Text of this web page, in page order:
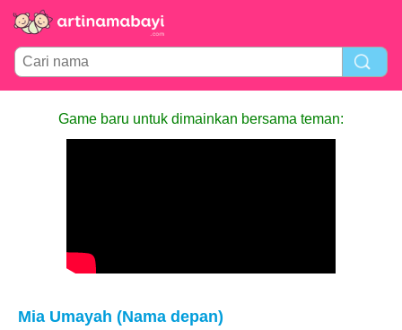
Game baru untuk dimainkan bersama teman:
Mia Umayah (Nama depan)